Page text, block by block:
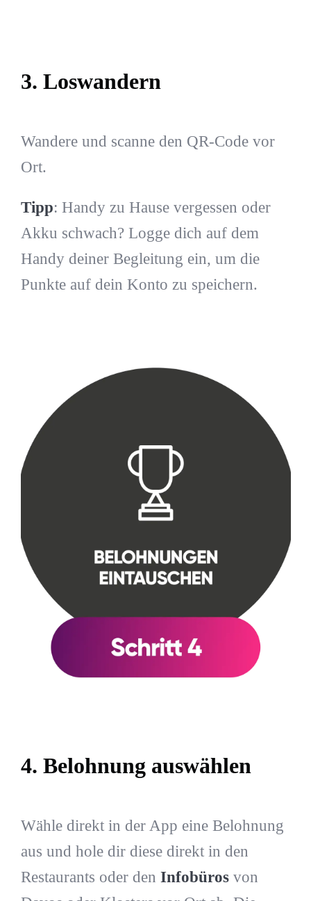
3. Loswandern
Wandere und scanne den QR-Code vor
Ort.
Tipp: Handy zu Hause vergessen oder
Akku schwach? Logge dich auf dem
Handy deiner Begleitung ein, um die
Punkte auf dein Konto zu speichern.
4. Belohnung auswählen
Wähle direkt in der App eine Belohnung
aus und hole dir diese direkt in den
Restaurants oder den Infobürosvon